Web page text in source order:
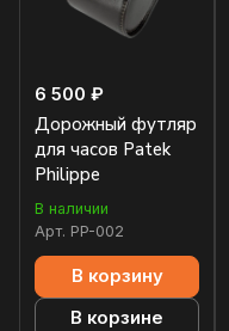
6 500 ₽
Дорожный футляр
для часов Patek
Philippe
В наличии
Арт. PP-002
В корзину
В корзине